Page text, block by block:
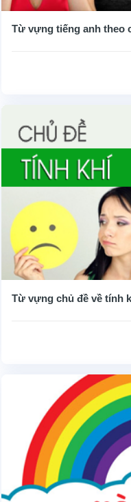
Từ vựng tiếng anh theo
Từ vựng chủ đề về tính